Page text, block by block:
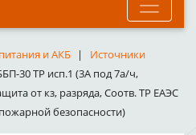
и АКБ
Источники
30 ТР исп.1 (3А под 7а/ч,
от кз, разряда, Соотв. ТР ЕАЭС
безопасности)